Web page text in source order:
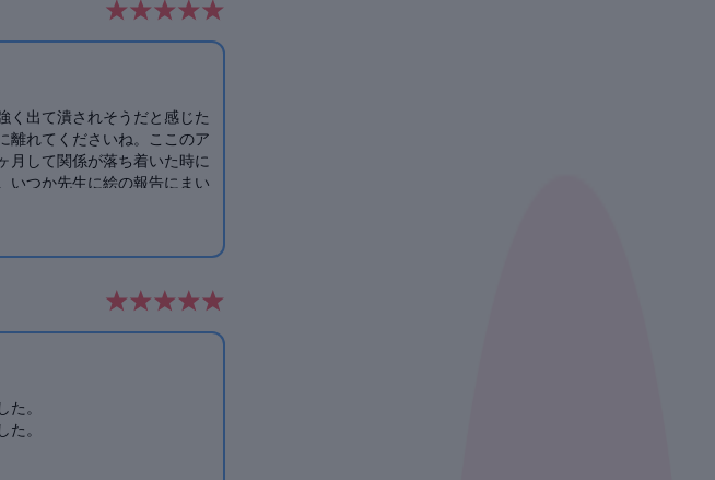
く出て潰されそうだと感じた
離れてくださいね。ここのア
月して関係が落ち着いた時に
いつか先生に絵の報告にまい
た。
。